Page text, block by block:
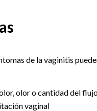
de la vaginitis
olor o cantidad del
vaginal